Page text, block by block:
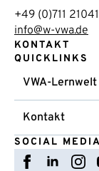
+49 (0)711
info@w-vwa.de
KONTAKT
QUICKLINKS
VWA-Lernwelt
Kontakt
SOCIAL MEDIA